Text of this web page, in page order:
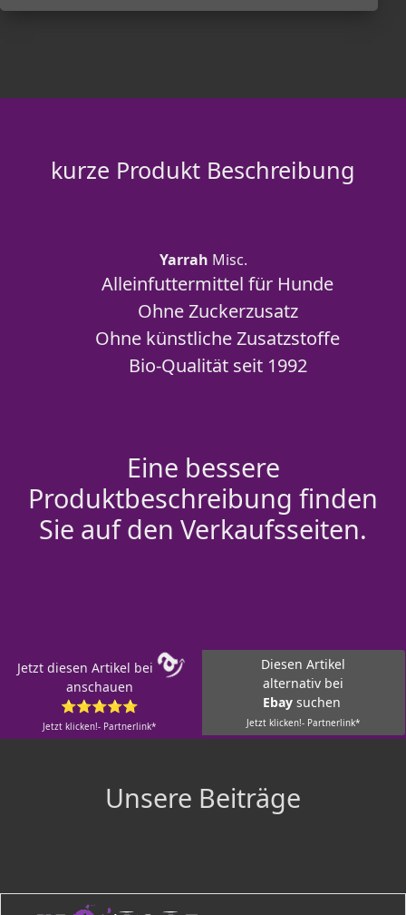
kurze Produkt Beschreibung
Yarrah Misc.
Alleinfuttermittel für Hunde
Ohne Zuckerzusatz
Ohne künstliche Zusatzstoffe
Bio-Qualität seit 1992
Eine bessere
Produktbeschreibung finden
Sie auf den Verkaufsseiten.
Jetzt diesen Artikel bei
anschauen
⭐⭐⭐⭐⭐
Jetzt klicken!- Partnerlink*
Diesen Artikel
alternativ bei
Ebay suchen
Jetzt klicken!- Partnerlink*
Unsere Beiträge